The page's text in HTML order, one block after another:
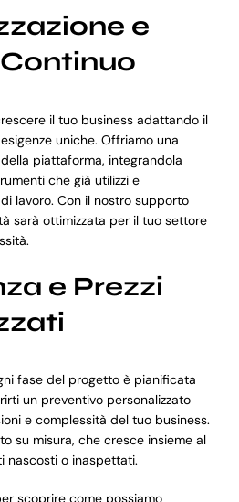
e
il tuo business adattando il
uniche. Offriamo una
piattaforma, integrandola
che già utilizzi e
lavoro. Con il nostro supporto
sarà ottimizzata per il tuo settore
e Prezzi
fase del progetto è pianificata
un preventivo personalizzato
e complessità del tuo business.
su misura, che cresce insieme al
nascosti o inaspettati.
scoprire come possiamo